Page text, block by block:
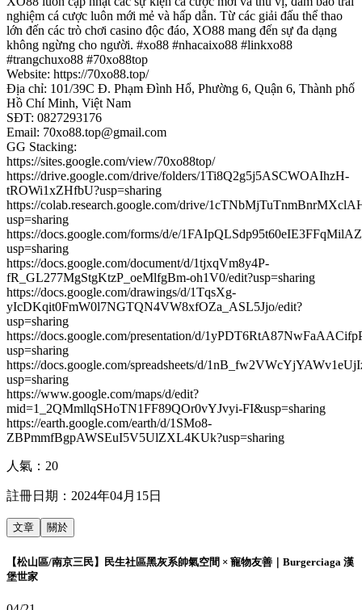
nghiệm cá cược luôn mới mẻ và hấp dẫn. Từ các giải đấu thể thao
lớn đến các trò chơi casino độc đáo, XO88 mang đến sự đa dạng
không ngừng cho người. #xo88 #nhacaixo88 #linkxo88
#trangchuxo88 #70xo88top
Website: https://70xo88.top/
Địa chỉ: 101/39C Đ. Phạm Đình Hổ, Phường 6, Quận 6, Thành phố
Hồ Chí Minh, Việt Nam
SĐT: 0827293176
Email: 70xo88.top@gmail.com
GG Stacking:
https://sites.google.com/view/70xo88top/
https://drive.google.com/drive/folders/1Ti8Q2g5j5ASCWOAIhzH-
tROWi1xZHfbU?usp=sharing
https://colab.research.google.com/drive/
usp=sharing
https://docs.google.com/forms/d/e/
usp=sharing
https://docs.google.com/document/d/1tjxqVm8y4P-
fR_GL277MgStgKtzP_oeMlfgBm-oh1V0/edit?usp=sharing
https://docs.google.com/drawings/d/1TqsXg-
yIcDKqit0FmW0l7NGTQN4VW8xfOZa_ASL5Jjo/edit?
usp=sharing
https://docs.google.com/presentation/d/
usp=sharing
https://docs.google.com/spreadsheets/d/
usp=sharing
https://www.google.com/maps/d/edit?
mid=1_2QMmllqSHoTN1FF89QOr0vYJvyi-FI&usp=sharing
https://earth.google.com/earth/d/1SMo8-
ZBPmmfBgpAWSEuI5V5UlZXL4KUk?usp=sharing
人氣： 20
註冊日期： 2024年04月15日
文章 關於
【松山區/南京三民】民生社區黑灰系帥氣空間 × 寵物友善｜Burgerciaga 漢
堡世家